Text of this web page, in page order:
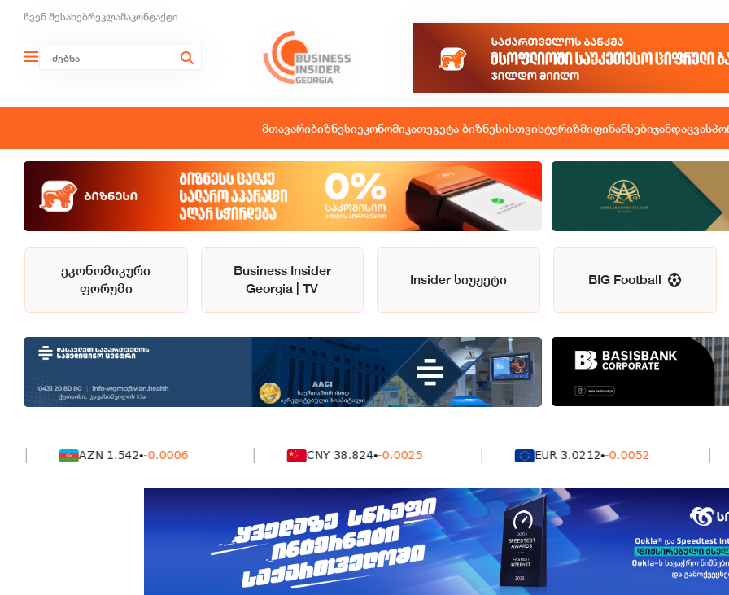
ჩვენ შესახებრეკლამაკონტაქტი
მთავარიბიზნესიეკონომიკათეგეტა ბიზნესისთვისტურიზმიფინანსებიჯანდაცვა
ეკონომიკური
ფორუმი
Business Insider
Georgia | TV
Insider სიუჟეტი BIG Football
AZN 1.542 -0.0006 CNY 38.824 -0.0025 EUR 3.0212 -0.0052